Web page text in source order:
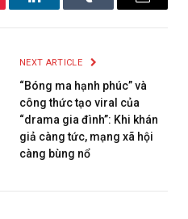
LinkedInTumblr Email
NEXT ARTICLE
“Bóng ma hạnh phúc” và
công thức tạo viral của
“drama gia đình”: Khi khán
giả càng tức, mạng xã hội
càng bùng nổ